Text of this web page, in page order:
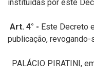
instituídas por este
Art. 4° - Este Decreto
publicação,
PALÁCIO PIRATINI,